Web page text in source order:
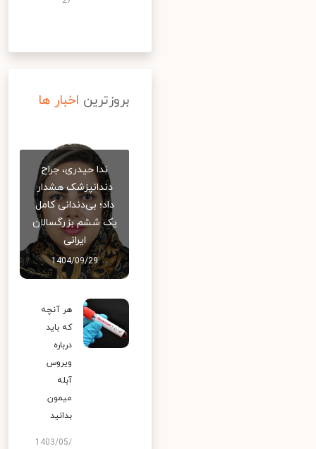
بروزترین اخبار ها
ندا حیدری، جراح
دندانپزشک هشدار
داد؛ بی‌دندانی کامل
یک ششم بزرگسالان
ایرانی
1404/09/29
هر آنچه
که باید
درباره
ویروس
آبله
میمون
بدانید
1403/05/